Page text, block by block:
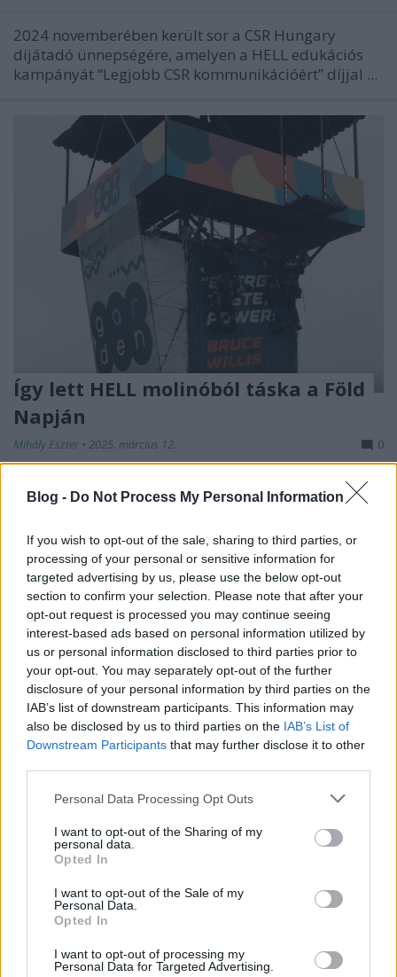
Blog - Do Not Process My Personal Information
If you wish to opt-out of the sale, sharing to third parties, or
processing of your personal or sensitive information for
targeted advertising by us, please use the below opt-out
section to confirm your selection. Please note that after your
opt-out request is processed you may continue seeing
interest-based ads based on personal information utilized by
us or personal information disclosed to third parties prior to
your opt-out. You may separately opt-out of the further
disclosure of your personal information by third parties on the
IAB’s list of downstream participants. This information may
also be disclosed by us to third parties on the IAB’s List of
Downstream Participants that may further disclose it to other
Please note that this website/app uses one or more Google
not limited to your visit or usage behaviour. You may click to
grant or deny consent to Google and its third-party tags to
use your data for below specified purposes in below Google
consent section.
Personal Data Processing Opt Outs
I want to opt-out of the Sharing of my
personal data.
Opted In
I want to opt-out of the Sale of my
Personal Data.
Opted In
I want to opt-out of processing my
Personal Data for Targeted Advertising.
2024 novemberében került sor a CSR Hungary
díjátadó ünnepségére, amelyen a HELL edukációs
kampányát “Legjobb CSR kommunikációért” díjjal ...
Így lett HELL molinóból táska a Föld
Napján
Mihály Eszter • 2025. március 12. 0
A HELL ENERGY 2024 áprilisában, a Föld Napján egy
különleges varró workshopot szervezet, ahol a
Két éves a HELLoALU
A HELL ENERGY HELLo ALU szemléletformáló
edukációs aktivitások valósultak meg, amelyek